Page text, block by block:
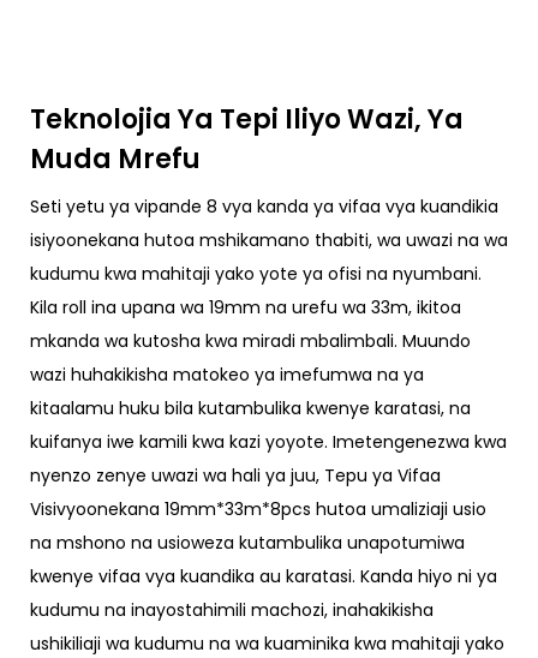
Teknolojia Ya Tepi Iliyo Wazi, Ya
Muda Mrefu
Seti yetu ya vipande 8 vya kanda ya vifaa vya kuandikia
isiyoonekana hutoa mshikamano thabiti, wa uwazi na wa
kudumu kwa mahitaji yako yote ya ofisi na nyumbani.
Kila roll ina upana wa 19mm na urefu wa 33m, ikitoa
mkanda wa kutosha kwa miradi mbalimbali. Muundo
wazi huhakikisha matokeo ya imefumwa na ya
kitaalamu huku bila kutambulika kwenye karatasi, na
kuifanya iwe kamili kwa kazi yoyote. Imetengenezwa kwa
nyenzo zenye uwazi wa hali ya juu, Tepu ya Vifaa
Visivyoonekana 19mm*33m*8pcs hutoa umaliziaji usio
na mshono na usioweza kutambulika unapotumiwa
kwenye vifaa vya kuandika au karatasi. Kanda hiyo ni ya
kudumu na inayostahimili machozi, inahakikisha
ushikiliaji wa kudumu na wa kuaminika kwa mahitaji yako